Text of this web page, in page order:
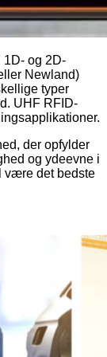
1D- og 2D-
Newland)
typer
UHF RFID-
der opfylder
og ydeevne i
være det bedste